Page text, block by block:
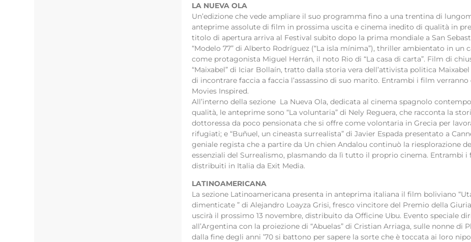
LA NUEVA OLA
Un’edizione che vede ampliare il suo programma fino a una trentina di
anteprime assolute di film in prossima uscita e cinema inedito di qualità in
titolo di apertura arriva al Festival subito dopo la prima mondiale a San
“Modelo 77” di Alberto Rodríguez (“La isla mínima”), thriller ambientato in un
come protagonista Miguel Herrán, il noto Rio di “La casa di carta”. Film di
“Maixabel” di Iciar Bollaín, tratto dalla storia vera dell’attivista politica Maixabel
di incontrare faccia a faccia l’assassino di suo marito. Entrambi i film
Movies Inspired.
All’interno della sezione La Nueva Ola, dedicata al cinema spagnolo
qualità, le anteprime sono “La voluntaria” di Nely Reguera, che racconta la
dottoressa da poco pensionata che si offre come volontaria in Grecia per
rifugiati; e “Buñuel, un cineasta surrealista” di Javier Espada presentato a
geniale regista che a partire da Un chien Andalou continuò la riesplorazione
essenziali del Surrealismo, plasmando da lì tutto il proprio cinema. Entrambi i
distribuiti in Italia da Exit Media.
LATINOAMERICANA
La sezione Latinoamericana presenta in anteprima italiana il film boliviano
dimenticate ” di Alejandro Loayza Grisi, fresco vincitore del Premio della
uscirà il prossimo 13 novembre, distribuito da Officine Ubu. Evento speciale
all’Argentina con la proiezione di “Abuelas” di Cristian Arriaga, sulle nonne di
dalla fine degli anni ’70 si battono per sapere la sorte che è toccata ai loro